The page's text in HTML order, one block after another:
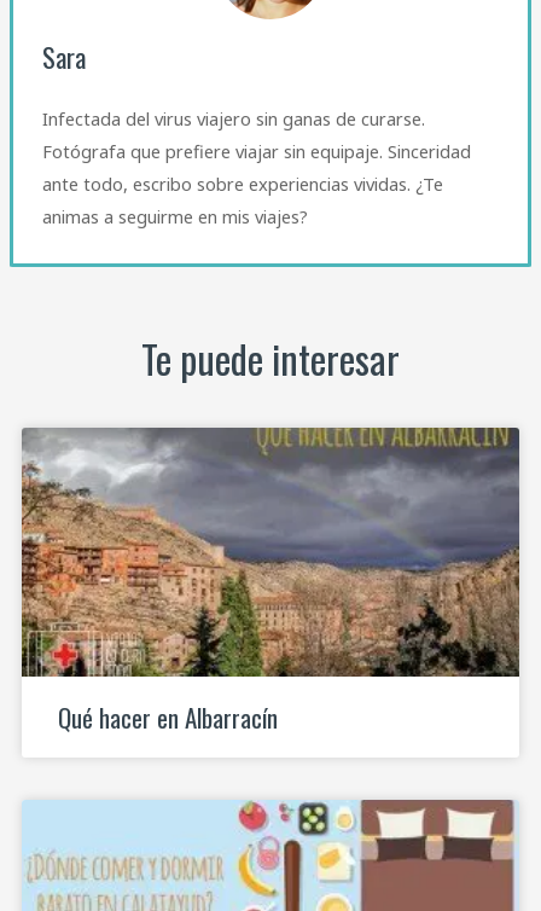
Sara
Infectada del virus viajero sin ganas de curarse.
Fotógrafa que prefiere viajar sin equipaje. Sinceridad
ante todo, escribo sobre experiencias vividas. ¿Te
animas a seguirme en mis viajes?
Te puede interesar
Qué hacer en Albarracín